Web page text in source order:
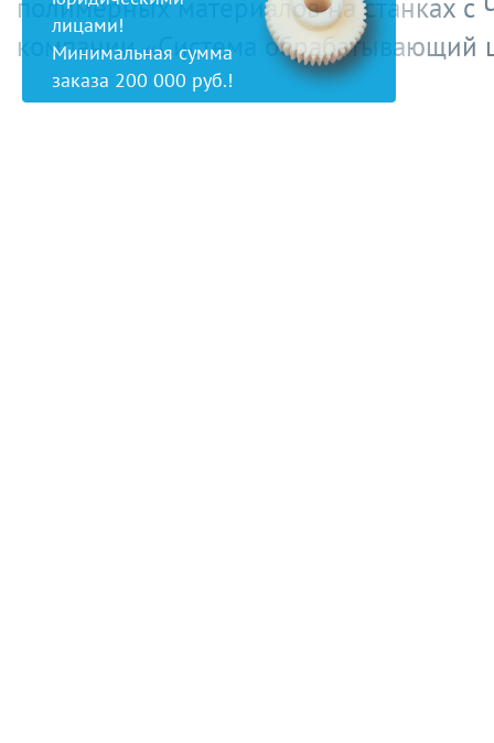
полимерных материалов на станках с
компании «Система обрабатывающий
лицами!
Минимальная сумма
заказа 200 000 руб.!